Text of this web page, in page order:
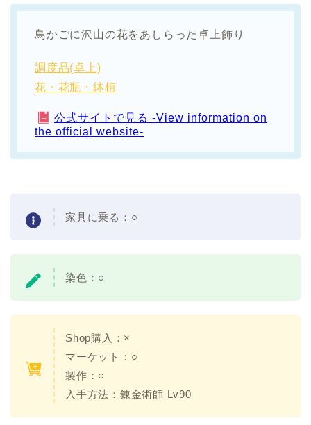
鳥かごに沢山の花をあしらった卓上飾り
調度品(卓上)
花・花瓶・鉢植
公式サイトで見る -View information on
the official website-
家具に乗る：○
染色：○
Shop購入：×
マーケット：○
製作：○
入手方法：錬金術師 Lv90